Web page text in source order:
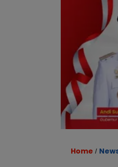
Home /